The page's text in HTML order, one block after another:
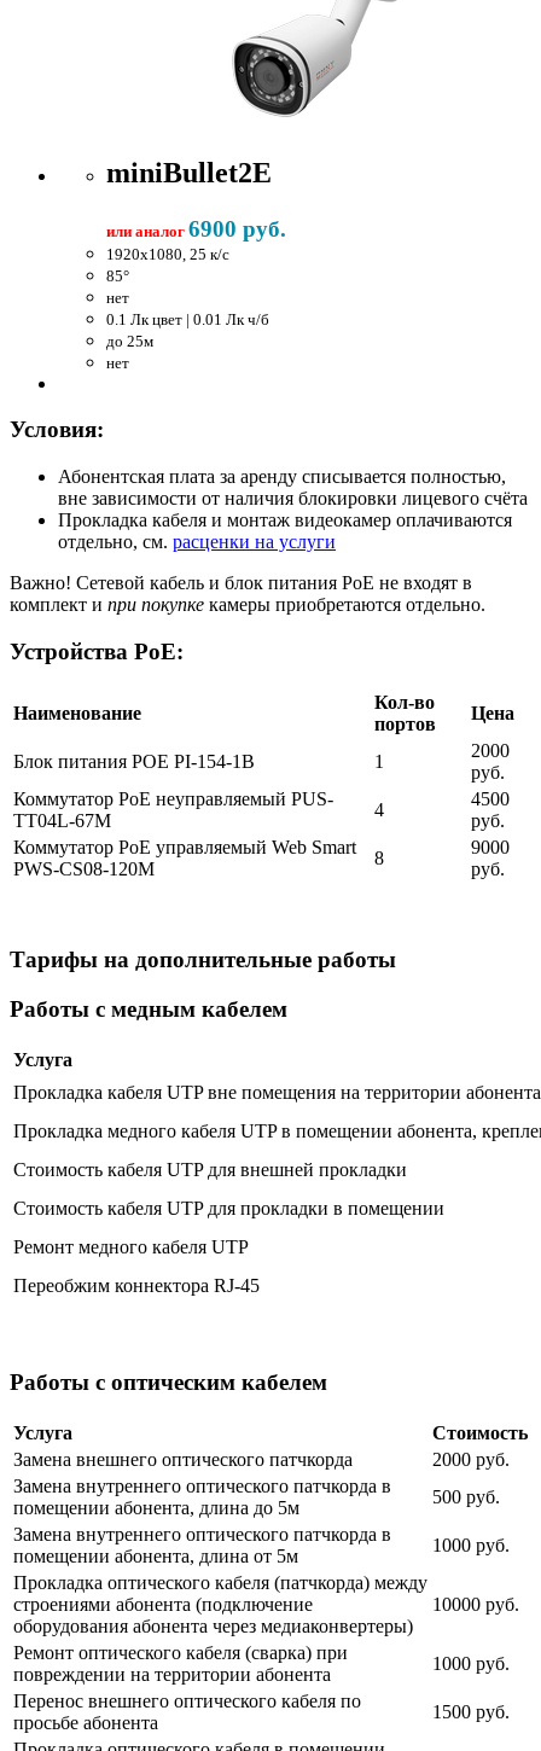
miniBullet2E
или аналог 6900 руб.
1920x1080, 25 к/c
85°
нет
0.1 Лк цвет | 0.01 Лк ч/б
до 25м
нет
Условия:
Абонентская плата за аренду списывается полностью,
вне зависимости от наличия блокировки лицевого счёта
Прокладка кабеля и монтаж видеокамер оплачиваются
отдельно, см. расценки на услуги
Важно! Сетевой кабель и блок питания PoE не входят в
комплект и при покупке камеры приобретаются отдельно.
Устройства PoE:
Наименование
Кол-во
портов
Цена
Блок питания POE PI-154-1B 1
2000
руб.
Коммутатор PoE неуправляемый PUS-
TT04L-67M
4
4500
руб.
Коммутатор PoE управляемый Web Smart
PWS-CS08-120M
8
9000
руб.
Тарифы на дополнительные работы
Работы с медным кабелем
Услуга
Прокладка кабеля UTP вне помещения на территории
Прокладка медного кабеля UTP в помещении абонента,
Стоимость кабеля UTP для внешней прокладки
Стоимость кабеля UTP для прокладки в помещении
Ремонт медного кабеля UTP
Переобжим коннектора RJ-45
Работы с оптическим кабелем
Услуга
Стоимость
Замена внешнего оптического патчкорда
2000 руб.
Замена внутреннего оптического патчкорда в
помещении абонента, длина до 5м
500 руб.
Замена внутреннего оптического патчкорда в
помещении абонента, длина от 5м
1000 руб.
Прокладка оптического кабеля (патчкорда) между
строениями абонента (подключение
оборудования абонента через медиаконвертеры)
10000 руб.
Ремонт оптического кабеля (сварка) при
повреждении на территории абонента
1000 руб.
Перенос внешнего оптического кабеля по
просьбе абонента
1500 руб.